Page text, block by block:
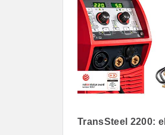
TransSteel 2200: